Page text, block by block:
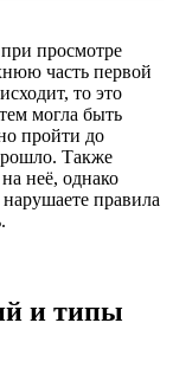
просмотре
часть первой
то это
могла быть
пройти до
Также
неё, однако
правила
и типы